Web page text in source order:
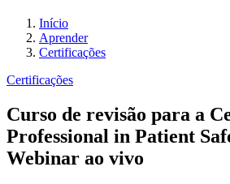
Início
Aprender
Certificações
Certificações
Curso de revisão para a
Professional in Patient
Webinar ao vivo